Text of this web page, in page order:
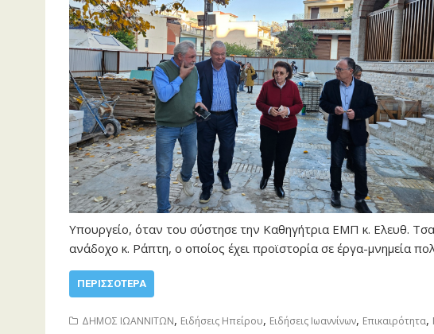
Υπουργείο, όταν του σύστησε την Καθηγήτρια ΕΜΠ κ. Ελευθ.
ανάδοχο κ. Ράπτη, ο οποίος έχει προϊστορία σε έργα-μνημεία
ΠΕΡΙΣΣΌΤΕΡΑ
ΔΗΜΟΣ ΙΩΑΝΝΙΤΩΝ, Ειδήσεις Ηπείρου, Ειδήσεις Ιωαννίνων, Επικαιρότητα,